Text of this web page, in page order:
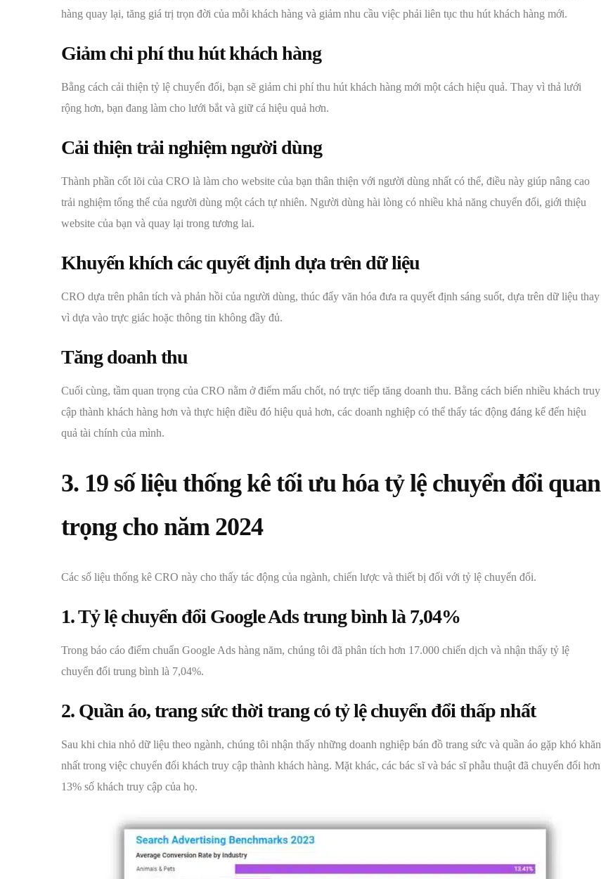
hàng quay lại, tăng giá trị trọn đời của mỗi khách hàng và giảm nhu cầu việc phải liên tục thu hút khách hàng mới.
Giảm chi phí thu hút khách hàng
Bằng cách cải thiện tỷ lệ chuyển đổi, bạn sẽ giảm chi phí thu hút khách hàng mới một cách hiệu quả. Thay vì thả lưới
rộng hơn, bạn đang làm cho lưới bắt và giữ cá hiệu quả hơn.
Cải thiện trải nghiệm người dùng
Thành phần cốt lõi của CRO là làm cho website của bạn thân thiện với người dùng nhất có thể, điều này giúp nâng cao
trải nghiệm tổng thể của người dùng một cách tự nhiên. Người dùng hài lòng có nhiều khả năng chuyển đổi, giới thiệu
website của bạn và quay lại trong tương lai.
Khuyến khích các quyết định dựa trên dữ liệu
CRO dựa trên phân tích và phản hồi của người dùng, thúc đẩy văn hóa đưa ra quyết định sáng suốt, dựa trên dữ liệu thay
vì dựa vào trực giác hoặc thông tin không đầy đủ.
Tăng doanh thu
Cuối cùng, tầm quan trọng của CRO nằm ở điểm mấu chốt, nó trực tiếp tăng doanh thu. Bằng cách biến nhiều khách truy
cập thành khách hàng hơn và thực hiện điều đó hiệu quả hơn, các doanh nghiệp có thể thấy tác động đáng kể đến hiệu
quả tài chính của mình.
3. 19 số liệu thống kê tối ưu hóa tỷ lệ chuyển đổi quan
trọng cho năm 2024
Các số liệu thống kê CRO này cho thấy tác động của ngành, chiến lược và thiết bị đối với tỷ lệ chuyển đổi.
1. Tỷ lệ chuyển đổi Google Ads trung bình là 7,04%
Trong báo cáo điểm chuẩn Google Ads hàng năm, chúng tôi đã phân tích hơn 17.000 chiến dịch và nhận thấy tỷ lệ
chuyển đổi trung bình là 7,04%.
2. Quần áo, trang sức thời trang có tỷ lệ chuyển đổi thấp nhất
Sau khi chia nhỏ dữ liệu theo ngành, chúng tôi nhận thấy những doanh nghiệp bán đồ trang sức và quần áo gặp khó khăn
nhất trong việc chuyển đổi khách truy cập thành khách hàng. Mặt khác, các bác sĩ và bác sĩ phẫu thuật đã chuyển đổi hơn
13% số khách truy cập của họ.